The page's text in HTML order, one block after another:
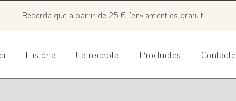
Recorda que a partir de 25 € l’enviament és gratuit
Història La recepta Productes Contacte